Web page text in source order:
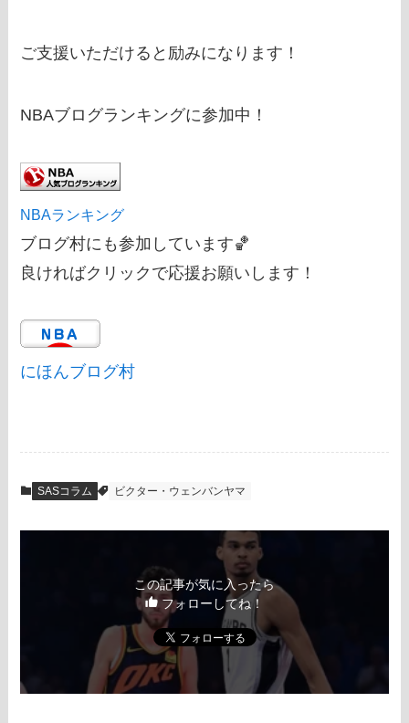
ご支援いただけると励みになります！
NBAブログランキングに参加中！
NBAランキング
ブログ村にも参加しています🏀
良ければクリックで応援お願いします！
にほんブログ村
SASコラム ビクター・ウェンバンヤマ
この記事が気に入ったら
フォローしてね！